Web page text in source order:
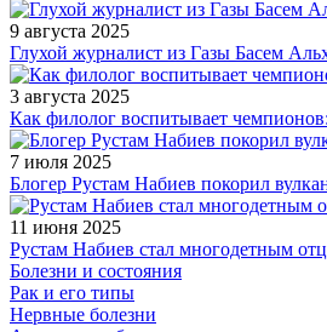
9 августа 2025
Глухой журналист из Газы Басем
3 августа 2025
Как филолог воспитывает
7 июля 2025
Блогер Рустам Набиев покорил
11 июня 2025
Рустам Набиев стал многодетным
Болезни и состояния
Рак и его типы
Нервные болезни